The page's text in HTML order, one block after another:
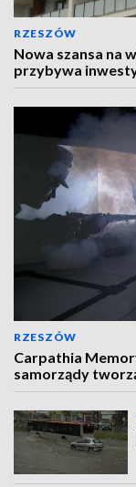
RZESZÓW
Nowa szansa na
przybywa
RZESZÓW
Carpathia
samorządy